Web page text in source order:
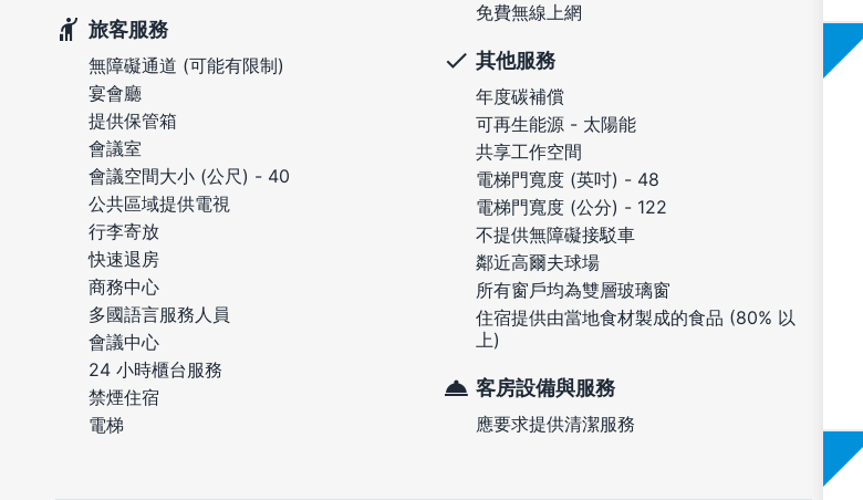
旅客服務
無障礙通道 (可能有限制)
宴會廳
提供保管箱
會議室
會議空間大小 (公尺) - 40
公共區域提供電視
行李寄放
快速退房
商務中心
多國語言服務人員
會議中心
24 小時櫃台服務
禁煙住宿
電梯
免費無線上網
其他服務
年度碳補償
可再生能源 - 太陽能
共享工作空間
電梯門寬度 (英吋) - 48
電梯門寬度 (公分) - 122
不提供無障礙接駁車
鄰近高爾夫球場
所有窗戶均為雙層玻璃窗
住宿提供由當地食材製成的食品 (80% 以
上)
客房設備與服務
應要求提供清潔服務